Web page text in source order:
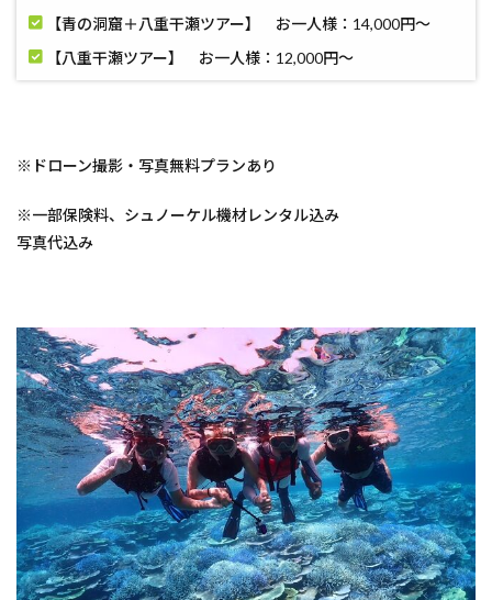
【青の洞窟＋八重干瀬ツアー】 お一人様：14,000円〜
【八重干瀬ツアー】 お一人様：12,000円〜
※ドローン撮影・写真無料プランあり
※一部保険料、シュノーケル機材レンタル込み
写真代込み